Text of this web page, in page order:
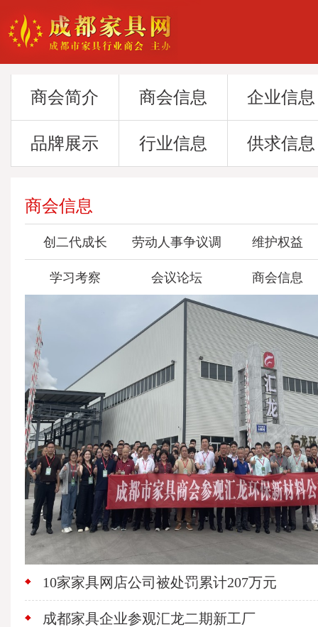
商会简介 商会信息 企业信息
品牌展示 行业信息 供求信息
商会信息
创二代成长 劳动人事争议调
委会
维护权益
学习考察 会议论坛 商会信息
10家家具网店公司被处罚累计207万元
成都家具企业参观汇龙二期新工厂